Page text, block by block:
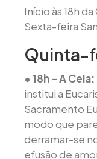
Início às 18h
Sexta-feira
Quinta-
• 18h – A Ceia:
institui a
Sacramento
modo que
derramar-se
efusão de